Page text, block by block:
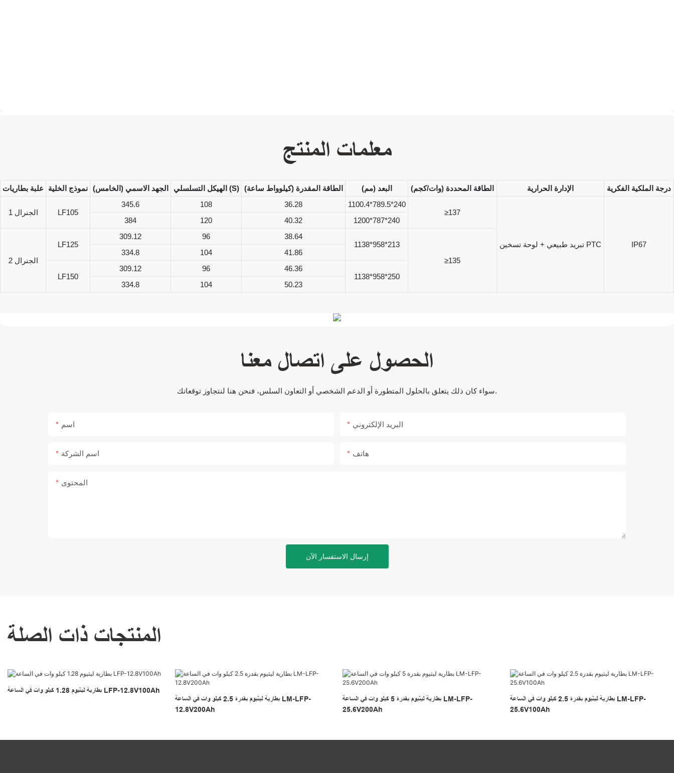
معلمات المنتج
علبة بطاريات نموذج الخلية الجهد الاسمي (الخامس) الهيكل التسلسلي (S) الطاقة المقدرة (كيلوواط ساعة) البعد (مم) الطاقة المحددة (وات/كجم) الإدارة الحرارية درجة الملكية الفكرية
الجنرال 1 LF105
345.6 108 36.28
1100.4*789.5*240
≥137
تبريد طبيعي + لوحة تسخين PTC IP67
384 120 40.32 1200*787*240
الجنرال 2
LF125
309.12 96
38.64
1138*958*213
≥135
334.8 104 41.86
LF150
309.12 96
46.36
1138*958*250
334.8
104 50.23
الحصول على اتصال معنا
سواء كان ذلك يتعلق بالحلول المتطورة أو الدعم الشخصي أو التعاون السلس، فنحن هنا لنتجاوز توقعاتك.
اسم البريد الإلكتروني
اسم الشركة هاتف
المحتوى
إرسال الاستفسار الآن
المنتجات ذات الصلة
بطارية ليثيوم 1.28 كيلو وات في الساعة LFP-12.8V100Ah
بطارية ليثيوم بقدرة 2.5 كيلو وات في الساعة LM-LFP-
12.8V200Ah
بطارية ليثيوم بقدرة 5 كيلو وات في الساعة LM-LFP-
25.6V200Ah
بطارية ليثيوم بقدرة 2.5 كيلو وات في الساعة LM-LFP-
25.6V100Ah